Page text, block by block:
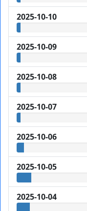
2025-10-10
2025-10-09
2025-10-08
2025-10-07
2025-10-06
2025-10-05
2025-10-04